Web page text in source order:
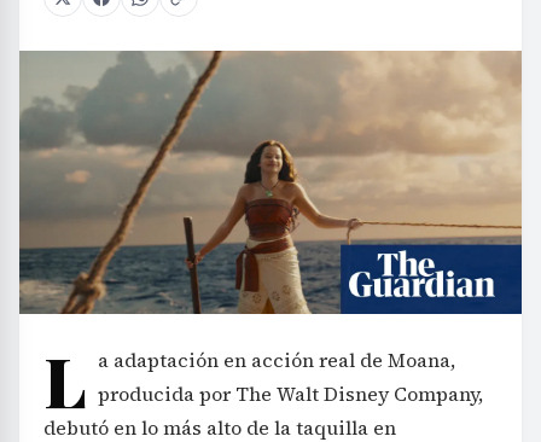
L a adaptación en acción real de Moana,
producida por The Walt Disney Company,
debutó en lo más alto de la taquilla en